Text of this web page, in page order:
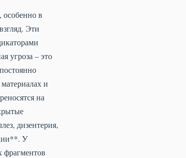
особенно в
Эти
угроза – это
и
на
дизентерия,
У
фрагментов